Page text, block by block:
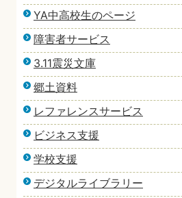
YA中高校生のページ
障害者サービス
3.11震災文庫
郷土資料
レファレンスサービス
ビジネス支援
学校支援
デジタルライブラリー